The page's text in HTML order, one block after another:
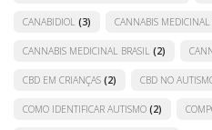
CANABIDIOL (3) CANNABIS MEDICINAL
CANNABIS MEDICINAL BRASIL (2)
CBD EM CRIANÇAS (2) CBD NO
COMO IDENTIFICAR AUTISMO (2)